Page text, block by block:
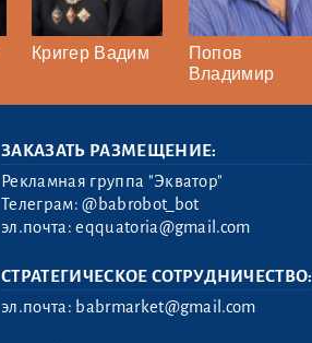
Кригер Вадим
Попов
Владимир
ЗАКАЗАТЬ РАЗМЕЩЕНИЕ:
Рекламная группа "Экватор"
Телеграм:@babrobot_bot
эл.почта:eqquatoria@gmail.com
СТРАТЕГИЧЕСКОЕ СОТРУДНИЧЕСТВО:
эл.почта: babrmarket@gmail.com